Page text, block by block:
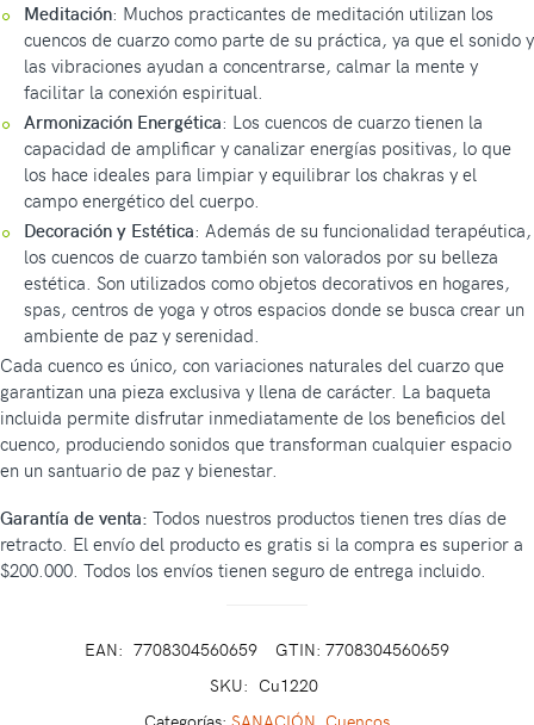
Meditación: Muchos practicantes de meditación utilizan los
cuencos de cuarzo como parte de su práctica, ya que el sonido y
las vibraciones ayudan a concentrarse, calmar la mente y
facilitar la conexión espiritual.
Armonización Energética: Los cuencos de cuarzo tienen la
capacidad de amplificar y canalizar energías positivas, lo que
los hace ideales para limpiar y equilibrar los chakras y el
campo energético del cuerpo.
Decoración y Estética: Además de su funcionalidad terapéutica,
los cuencos de cuarzo también son valorados por su belleza
estética. Son utilizados como objetos decorativos en hogares,
spas, centros de yoga y otros espacios donde se busca crear un
ambiente de paz y serenidad.
Cada cuenco es único, con variaciones naturales del cuarzo que
garantizan una pieza exclusiva y llena de carácter. La baqueta
incluida permite disfrutar inmediatamente de los beneficios del
cuenco, produciendo sonidos que transforman cualquier espacio
en un santuario de paz y bienestar.
Garantía de venta: Todos nuestros productos tienen tres días de
retracto. El envío del producto es gratis si la compra es superior a
$200.000. Todos los envíos tienen seguro de entrega incluido.
EAN: 7708304560659
GTIN: 7708304560659
SKU: Cu1220